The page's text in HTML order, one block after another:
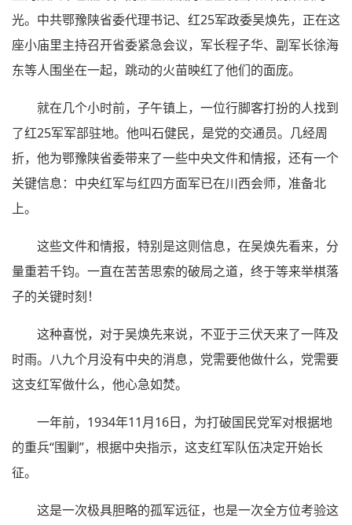
光。中共鄂豫陕省委代理书记、红25军政委吴焕先，正在这
座小庙里主持召开省委紧急会议，军长程子华、副军长徐海
东等人围坐在一起，跳动的火苗映红了他们的面庞。
就在几个小时前，子午镇上，一位行脚客打扮的人找到
了红25军军部驻地。他叫石健民，是党的交通员。几经周
折，他为鄂豫陕省委带来了一些中央文件和情报，还有一个
关键信息：中央红军与红四方面军已在川西会师，准备北
上。
这些文件和情报，特别是这则信息，在吴焕先看来，分
量重若千钧。一直在苦苦思索的破局之道，终于等来举棋落
子的关键时刻！
这种喜悦，对于吴焕先来说，不亚于三伏天来了一阵及
时雨。八九个月没有中央的消息，党需要他做什么，党需要
这支红军做什么，他心急如焚。
一年前，1934年11月16日，为打破国民党军对根据地
的重兵“围剿”，根据中央指示，这支红军队伍决定开始长
征。
这是一次极具胆略的孤军远征，也是一次全方位考验这